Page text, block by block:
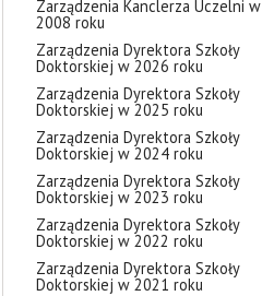
Zarządzenia Kanclerza Uczelni w
2008 roku
Zarządzenia Dyrektora Szkoły
Doktorskiej w 2026 roku
Zarządzenia Dyrektora Szkoły
Doktorskiej w 2025 roku
Zarządzenia Dyrektora Szkoły
Doktorskiej w 2024 roku
Zarządzenia Dyrektora Szkoły
Doktorskiej w 2023 roku
Zarządzenia Dyrektora Szkoły
Doktorskiej w 2022 roku
Zarządzenia Dyrektora Szkoły
Doktorskiej w 2021 roku